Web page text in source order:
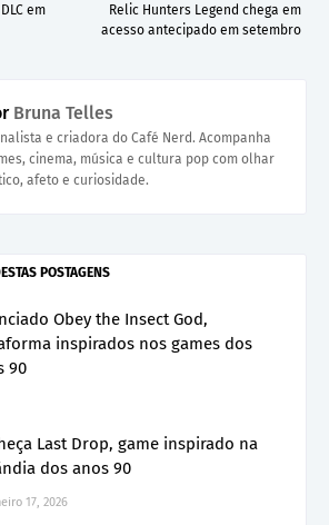
Relic Hunters Legend chega em
acesso antecipado em setembro
em
Bruna Telles
e criadora do Café Nerd. Acompanha
cinema, música e cultura pop com olhar
afeto e curiosidade.
POSTAGENS
Obey the Insect God,
inspirados nos games dos
90
Last Drop, game inspirado na
dos anos 90
17, 2026